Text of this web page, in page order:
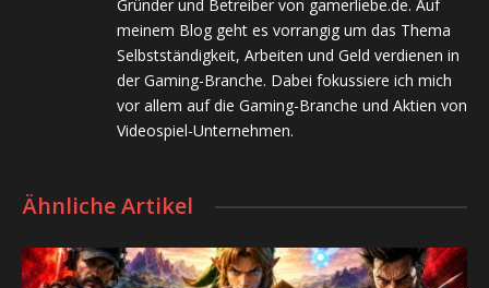
Gründer und Betreiber von gamerliebe.de. Auf
meinem Blog geht es vorrangig um das Thema
Selbstständigkeit, Arbeiten und Geld verdienen in
der Gaming-Branche. Dabei fokussiere ich mich
vor allem auf die Gaming-Branche und Aktien von
Videospiel-Unternehmen.
Ähnliche Artikel